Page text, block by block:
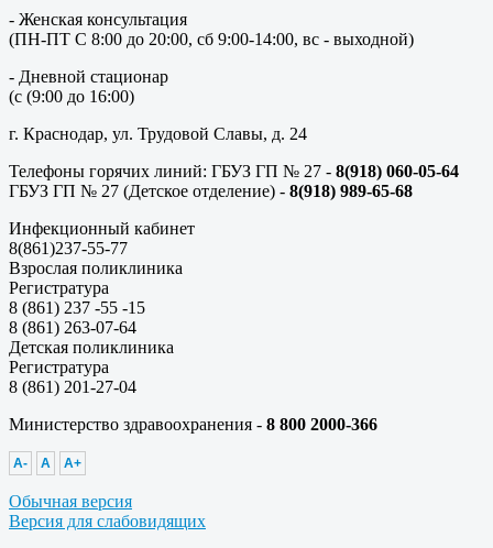
- Женская консультация
(ПН-ПТ С 8:00 до 20:00, сб 9:00-14:00, вс - выходной)
- Дневной стационар
(с (9:00 до 16:00)
г. Краснодар, ул. Трудовой Славы, д. 24
Телефоны горячих линий: ГБУЗ ГП № 27 - 8(918) 060-05-64
ГБУЗ ГП № 27 (Детское отделение) - 8(918) 989-65-68
Инфекционный кабинет
8(861)237-55-77
Взрослая поликлиника
Регистратура
8 (861) 237 -55 -15
8 (861) 263-07-64
Детская поликлиника
Регистратура
8 (861) 201-27-04
Министерство здравоохранения - 8 800 2000-366
A- A A+
Обычная версия
Версия для слабовидящих